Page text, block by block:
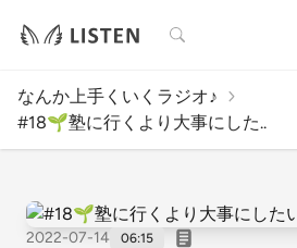
検索
なんか上手くいくラジオ♪
#18🌱塾に行くより大事にした..
2022-07-14 06:15